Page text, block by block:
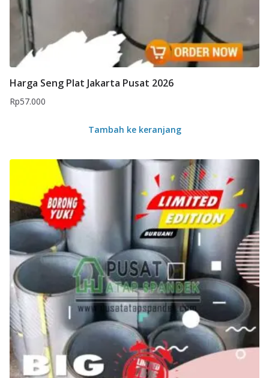
Harga Seng Plat Jakarta Pusat 2026
Rp57.000
Tambah ke keranjang